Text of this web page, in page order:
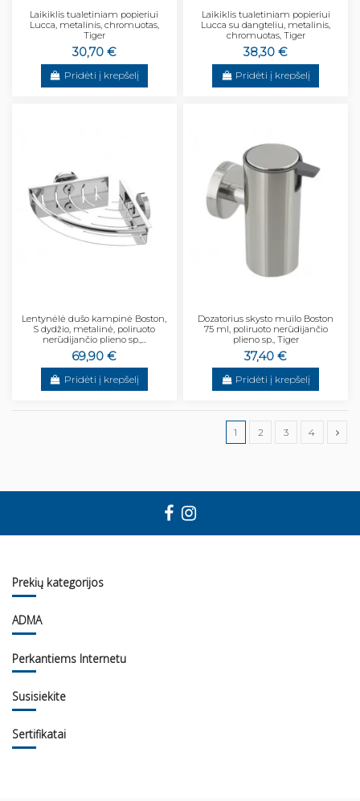
Laikiklis tualetiniam popieriui
Lucca, metalinis, chromuotas,
Tiger
30,70 €
Pridėti į krepšelį
Laikiklis tualetiniam popieriui
Lucca su dangteliu, metalinis,
chromuotas, Tiger
38,30 €
Pridėti į krepšelį
Lentynėlė dušo kampinė Boston,
S dydžio, metalinė, poliruoto
nerūdijančio plieno sp.,...
69,90 €
Pridėti į krepšelį
Dozatorius skysto muilo Boston
75 ml, poliruoto nerūdijančio
plieno sp., Tiger
37,40 €
Pridėti į krepšelį
1 2 3 4
Prekių kategorijos
ADMA
Perkantiems Internetu
Susisiekite
Sertifikatai